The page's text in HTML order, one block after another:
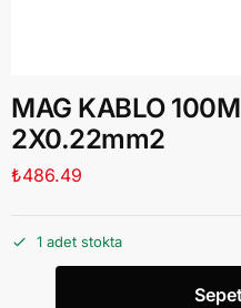
MAG KABLO
2X0.22mm2
₺486.49
1 adet stokta